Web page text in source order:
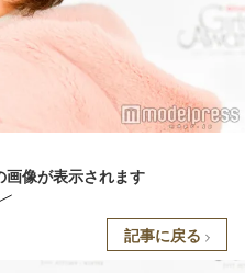
画像が表示されます
記事に戻る